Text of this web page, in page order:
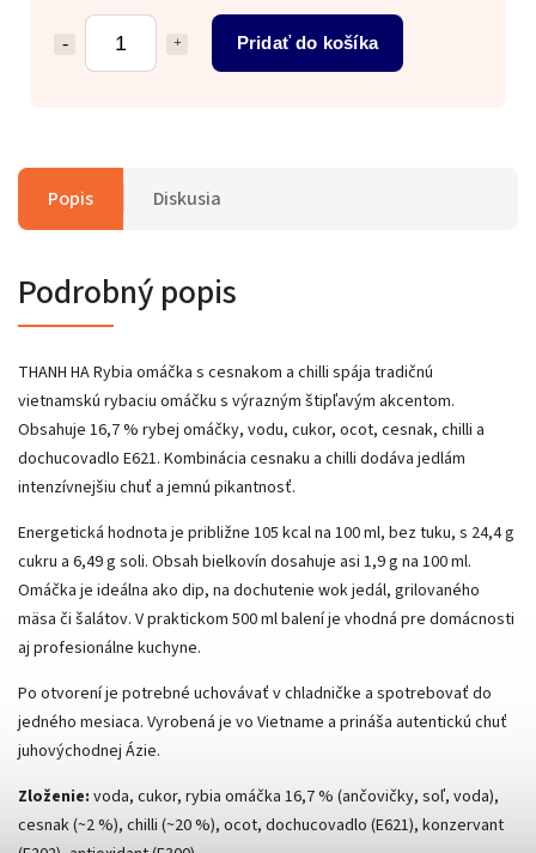
Pridať do košíka
Popis Diskusia
Podrobný popis
THANH HA Rybia omáčka s cesnakom a chilli spája tradičnú
vietnamskú rybaciu omáčku s výrazným štipľavým akcentom.
Obsahuje 16,7 % rybej omáčky, vodu, cukor, ocot, cesnak, chilli a
dochucovadlo E621. Kombinácia cesnaku a chilli dodáva jedlám
intenzívnejšiu chuť a jemnú pikantnosť.
Energetická hodnota je približne 105 kcal na 100 ml, bez tuku, s 24,4 g
cukru a 6,49 g soli. Obsah bielkovín dosahuje asi 1,9 g na 100 ml.
Omáčka je ideálna ako dip, na dochutenie wok jedál, grilovaného
mäsa či šalátov. V praktickom 500 ml balení je vhodná pre domácnosti
aj profesionálne kuchyne.
Po otvorení je potrebné uchovávať v chladničke a spotrebovať do
jedného mesiaca. Vyrobená je vo Vietname a prináša autentickú chuť
juhovýchodnej Ázie.
Zloženie: voda, cukor, rybia omáčka 16,7 % (ančovičky, soľ, voda),
cesnak (~2 %), chilli (~20 %), ocot, dochucovadlo (E621), konzervant